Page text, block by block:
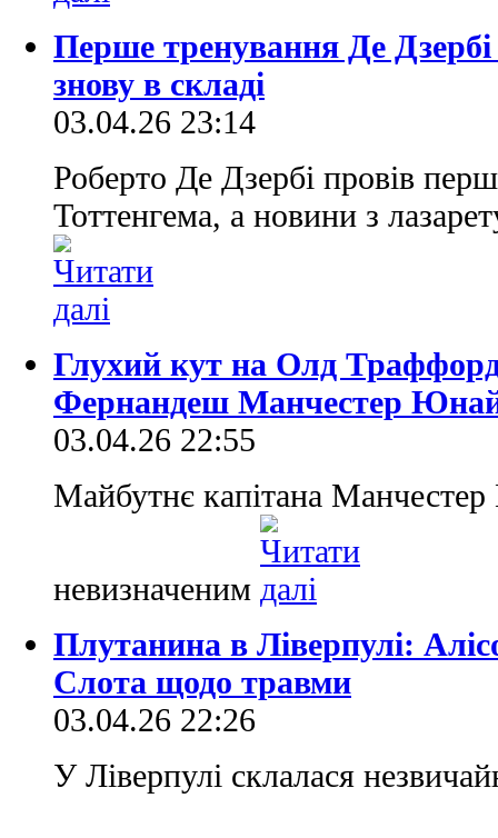
Перше тренування Де
знову в складі
03.04.26 23:14
Роберто Де Дзербі провів
Тоттенгема, а новини з
Глухий кут на Олд
Фернандеш Манчестер
03.04.26 22:55
Майбутнє капітана
невизначеним
Плутанина в Ліверпулі:
Слота щодо травми
03.04.26 22:26
У Ліверпулі склалася